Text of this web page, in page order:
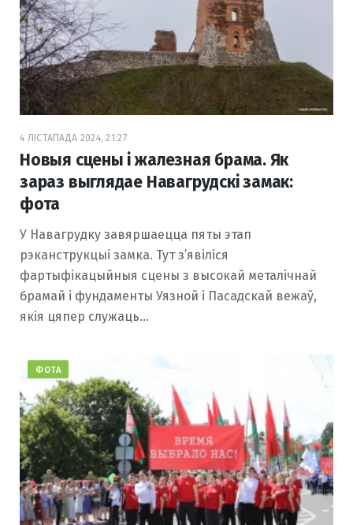
4 ЛІСТАПАДА 2024, 21:27
Новыя сцены і жалезная брама. Як
зараз выглядае Навагрудскі замак:
фота
У Навагрудку завяршаецца пяты этап
рэканструкцыі замка. Тут з’явіліся
фартыфікацыйныя сцены з высокай металічнай
брамай і фундаменты Уязной і Пасадскай вежаў,
якія цяпер служаць…
ФОТА